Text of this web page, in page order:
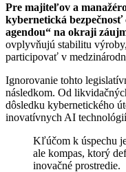
Pre majiteľov a
kybernetická
agendou“ na okraji
ovplyvňujú stabilitu
participovať v
Ignorovanie tohto
následkom. Od
dôsledku kybernetického
inovatívnych AI
Kľúčom k úspechu
ale kompas, ktorý
inovačné prostredie.